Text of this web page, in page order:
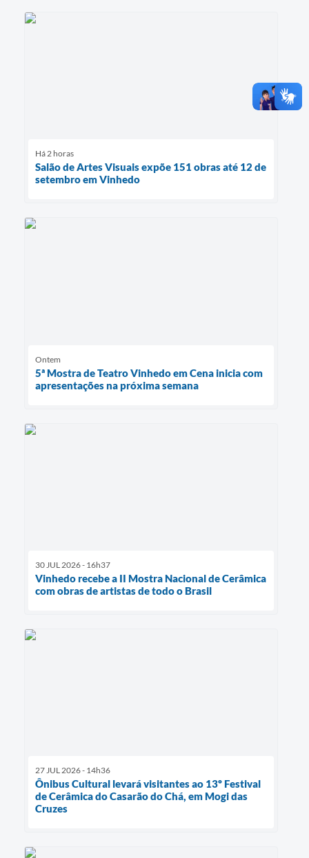
Há 2 horas
Salão de Artes Visuais expõe 151 obras até 12 de
setembro em Vinhedo
Ontem
5ª Mostra de Teatro Vinhedo em Cena inicia com
apresentações na próxima semana
30 JUL 2026 - 16h37
Vinhedo recebe a II Mostra Nacional de Cerâmica
com obras de artistas de todo o Brasil
27 JUL 2026 - 14h36
Ônibus Cultural levará visitantes ao 13º Festival
de Cerâmica do Casarão do Chá, em Mogi das
Cruzes